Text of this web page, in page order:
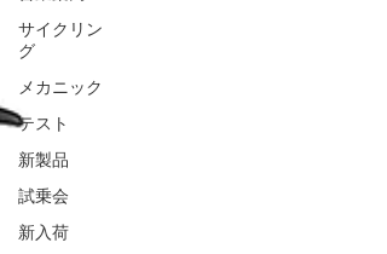
サイクリン
グ
メカニック
テスト
新製品
試乗会
新入荷